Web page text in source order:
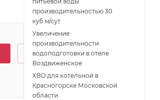
производительностью 30
куб.м/сут
Увеличение
производительности
водоподготовки в отеле
Воздвиженское
ХВО для котельной в
Красногорске Московской
области